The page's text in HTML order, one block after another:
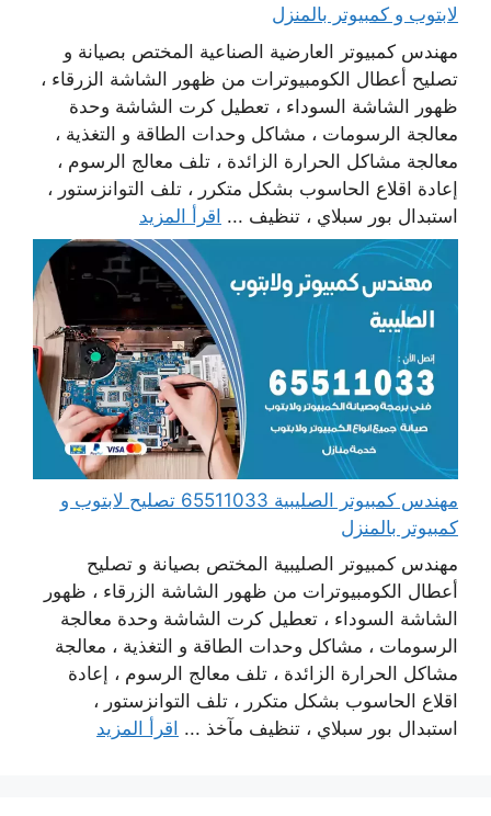
لابتوب و كمبيوتر بالمنزل
مهندس كمبيوتر العارضية الصناعية المختص بصيانة و
تصليح أعطال الكومبيوترات من ظهور الشاشة الزرقاء ،
ظهور الشاشة السوداء ، تعطيل كرت الشاشة وحدة
معالجة الرسومات ، مشاكل وحدات الطاقة و التغذية ،
معالجة مشاكل الحرارة الزائدة ، تلف معالج الرسوم ،
إعادة اقلاع الحاسوب بشكل متكرر ، تلف التوانزستور ،
استبدال بور سبلاي ، تنظيف ... اقرأ المزيد
مهندس كمبيوتر الصليبية 65511033 تصليح لابتوب و
كمبيوتر بالمنزل
مهندس كمبيوتر الصليبية المختص بصيانة و تصليح
أعطال الكومبيوترات من ظهور الشاشة الزرقاء ، ظهور
الشاشة السوداء ، تعطيل كرت الشاشة وحدة معالجة
الرسومات ، مشاكل وحدات الطاقة و التغذية ، معالجة
مشاكل الحرارة الزائدة ، تلف معالج الرسوم ، إعادة
اقلاع الحاسوب بشكل متكرر ، تلف التوانزستور ،
استبدال بور سبلاي ، تنظيف مآخذ ... اقرأ المزيد